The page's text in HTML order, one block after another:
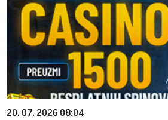
20. 07. 2026 08:04